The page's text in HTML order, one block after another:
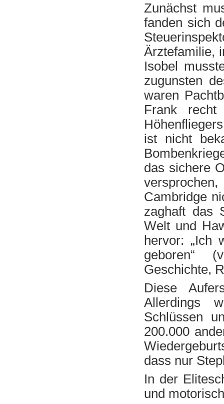
Zunächst
fanden sich
Ärztefamilie,
Isobel
zugunsten
waren
Frank
ist nicht
das sichere
Cambridge
zaghaft das
Welt und
hervor: „Ich
geboren“
Geschichte,
Diese
Allerdings
Schlüssen
200.000
dass nur
In der
und